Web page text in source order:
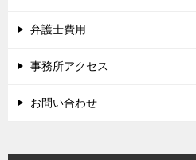
弁護士費用
事務所アクセス
お問い合わせ